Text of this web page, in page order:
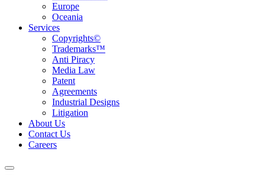
Europe
Oceania
Services
Copyrights©
Trademarks™
Anti Piracy
Media Law
Patent
Agreements
Industrial Designs
Litigation
About Us
Contact Us
Careers